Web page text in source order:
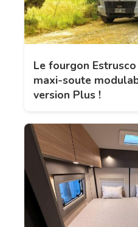
Le fourgon
maxi-soute
version Plus !